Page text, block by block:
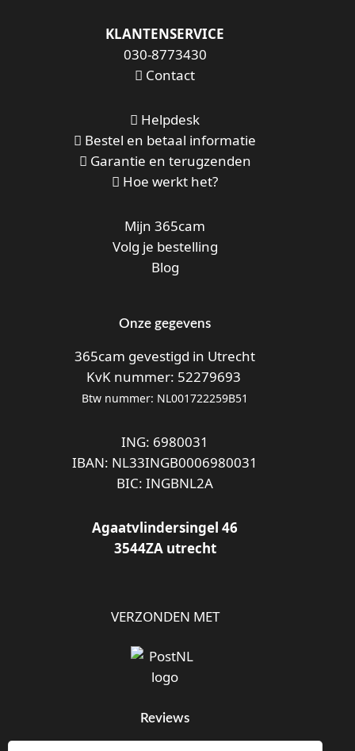
KLANTENSERVICE
030-8773430
Contact
Helpdesk
Bestel en betaal informatie
Garantie en terugzenden
Hoe werkt het?
Mijn 365cam
Volg je bestelling
Blog
Onze gegevens
365cam gevestigd in Utrecht
KvK nummer: 52279693
Btw nummer: NL001722259B51
ING: 6980031
IBAN: NL33INGB0006980031
BIC: INGBNL2A
Agaatvlindersingel 46
3544ZA utrecht
VERZONDEN MET
Reviews